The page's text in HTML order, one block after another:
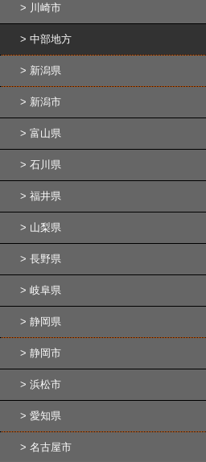
川崎市
中部地方
新潟県
新潟市
富山県
石川県
福井県
山梨県
長野県
岐阜県
静岡県
静岡市
浜松市
愛知県
名古屋市